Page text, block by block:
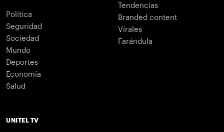
Política
Seguridad
Sociedad
Mundo
Deportes
Economía
Salud
Tendencias
Branded content
Virales
Farándula
UNITEL TV